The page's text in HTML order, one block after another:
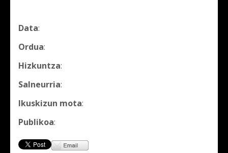
Data:
Ordua:
Hizkuntza:
Salneurria:
Ikuskizun mota:
Publikoa: